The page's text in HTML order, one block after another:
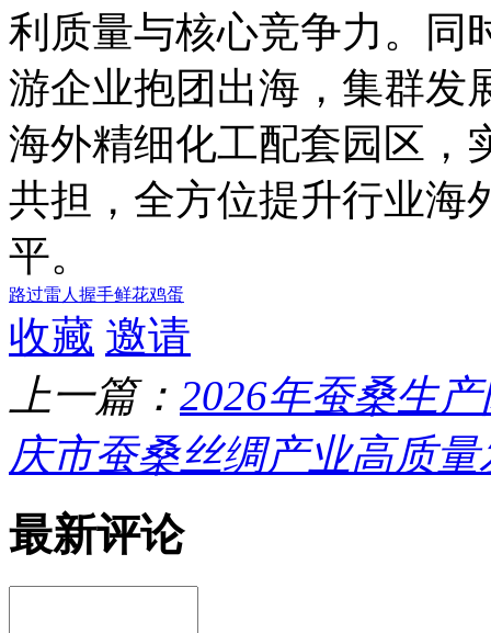
利质量与核心竞争力。同
游企业抱团出海，集群发
海外精细化工配套园区，
共担，全方位提升行业海
平。
路过雷人 握手鲜花鸡蛋
收藏 邀请
上一篇： 2026年蚕桑生
庆市蚕桑丝绸产业高质
最新评论